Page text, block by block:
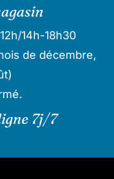
14h-18h30
de décembre,
7j/7